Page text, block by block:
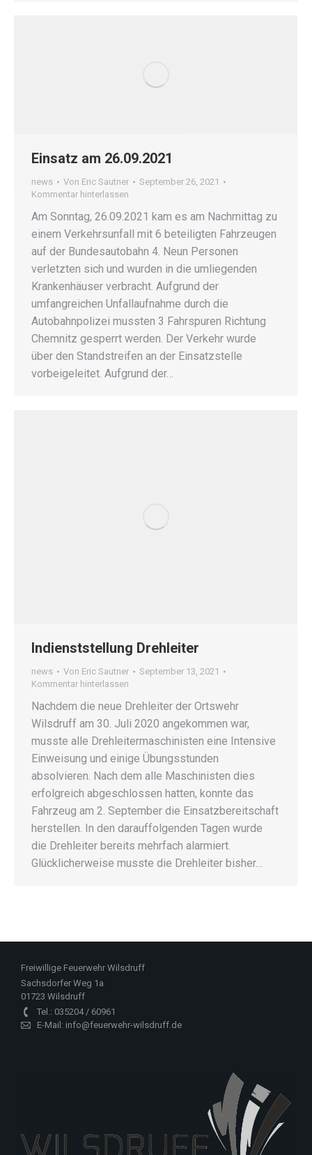
Einsatz am 26.09.2021
news Von Eric Sautner
September 26, 2021
Kommentar hinterlassen
Am Sonntag, 26.09.2021 kam es am Nachmittag zu
einem Verkehrsunfall mit 6 beteiligten Fahrzeugen
auf der Bundesautobahn 4. Neun Personen
verletzten sich und wurden in die umliegenden
Krankenhäuser verbracht. Aufgrund der
umfangreichen Unfallaufnahme durch die
Autobahnpolizei mussten 3 Fahrspuren Richtung
Chemnitz gesperrt werden. Der Verkehr wurde
über den Standstreifen an der Einsatzstelle
vorbeigeleitet. Aufgrund der…
Indienststellung Drehleiter
news Von Eric Sautner
September 13, 2021
Kommentar hinterlassen
Nachdem die neue Drehleiter der Ortswehr
Wilsdruff am 30. Juli 2020 angekommen war,
musste alle Drehleitermaschinisten eine Intensive
Einweisung und einige Übungsstunden
absolvieren. Nach dem alle Maschinisten dies
erfolgreich abgeschlossen hatten, konnte das
Fahrzeug am 2. September die Einsatzbereitschaft
herstellen. In den darauffolgenden Tagen wurde
die Drehleiter bereits mehrfach alarmiert.
Glücklicherweise musste die Drehleiter bisher…
Freiwillige Feuerwehr Wilsdruff
Sachsdorfer Weg 1a
01723 Wilsdruff
Tel.: 035204 / 60961
E-Mail: info@feuerwehr-wilsdruff.de